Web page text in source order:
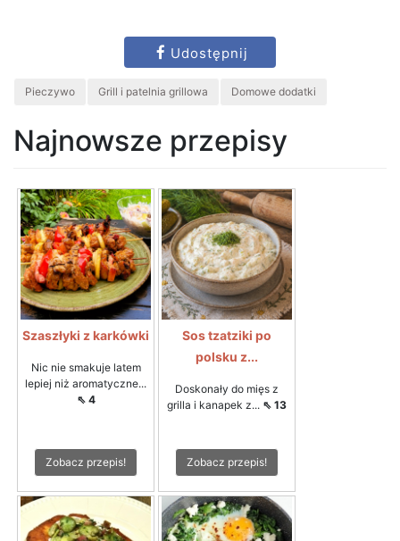
Udostępnij
Pieczywo Grill i patelnia grillowa Domowe dodatki
Najnowsze przepisy
Szaszłyki z karkówki
Nic nie smakuje latem
lepiej niż aromatyczne...
⇖ 4
Zobacz przepis!
Sos tzatziki po
polsku z...
Doskonały do mięs z
grilla i kanapek z... ⇖ 13
Zobacz przepis!